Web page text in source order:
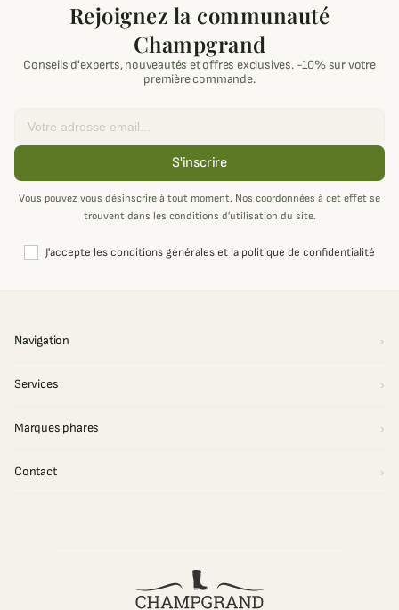
Rejoignez la communauté
Champgrand
Conseils d'experts, nouveautés et offres exclusives. -10% sur votre
première commande.
S'inscrire
Vous pouvez vous désinscrire à tout moment. Nos coordonnées à cet effet se
trouvent dans les conditions d’utilisation du site.
J'accepte les conditions générales et la politique de confidentialité
Navigation
Services
Marques phares
Contact